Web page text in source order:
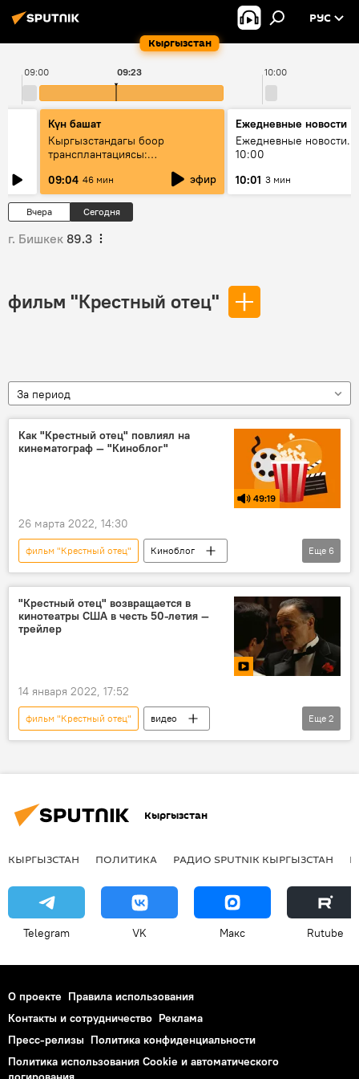
Кыргызстан
РУС
09:00 10:00
09:23
Күн башат
Кыргызстандагы боор
трансплантациясы:
жетишкендиктер жана өнүгүү
келечеги
09:04 46 мин эфир
Ежедневные новости
Ежедневные новости.
10:00
10:01 3 мин
Вчера Сегодня
г. Бишкек 89.3
фильм "Крестный отец"
За период
Как "Крестный отец" повлиял на
кинематограф — "Киноблог"
49:19
26 марта 2022, 14:30
фильм "Крестный отец"
Киноблог
Сицилия
мафия
В мире
роль
кинематограф Марио Пьюзо
Еще 6
"Крестный отец" возвращается в
кинотеатры США в честь 50-летия —
трейлер
14 января 2022, 17:52
фильм "Крестный отец"
видео
кинотеатр
фильм показ
Еще 2
Кыргызстан
КЫРГЫЗСТАН ПОЛИТИКА РАДИО SPUTNIK КЫРГЫЗСТАН
Telegram VK Макс Rutube
О проекте Правила использования
Контакты и сотрудничество Реклама
Пресс-релизы Политика конфиденциальности
Политика использования Cookie и автоматического